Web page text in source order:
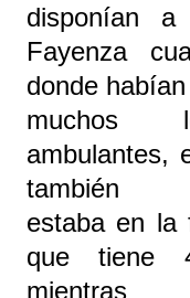
disponían
Fayenza
donde habían
muchos
ambulantes,
también
estaba en la
que tiene
mientras